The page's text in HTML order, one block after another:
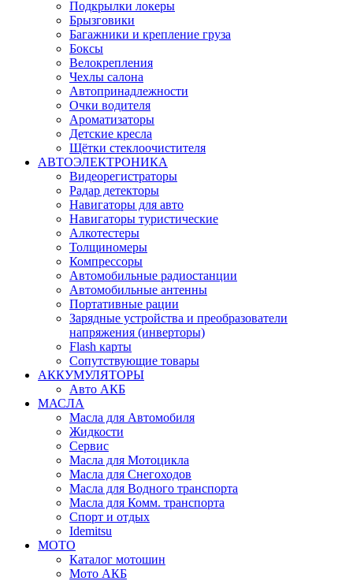
Подкрылки локеры
Брызговики
Багажники и крепление груза
Боксы
Велокрепления
Чехлы салона
Автопринадлежности
Очки водителя
Ароматизаторы
Детские кресла
Щётки стеклоочистителя
АВТОЭЛЕКТРОНИКА
Видеорегистраторы
Радар детекторы
Навигаторы для авто
Навигаторы туристические
Алкотестеры
Толщиномеры
Компрессоры
Автомобильные радиостанции
Автомобильные антенны
Портативные рации
Зарядные устройства и преобразователи
напряжения (инверторы)
Flash карты
Сопутствующие товары
АККУМУЛЯТОРЫ
Авто АКБ
МАСЛА
Масла для Автомобиля
Жидкости
Сервис
Масла для Мотоцикла
Масла для Снегоходов
Масла для Водного транспорта
Масла для Комм. транспорта
Спорт и отдых
Idemitsu
МОТО
Каталог мотошин
Мото АКБ